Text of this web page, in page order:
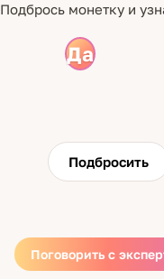
Подбрось монетку и
Да
Нет
Подбросить
Поговорить с